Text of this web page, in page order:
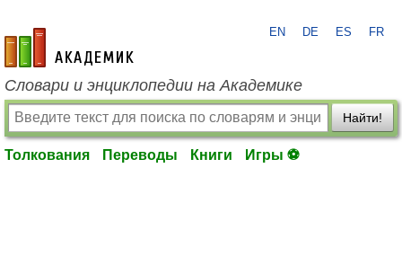
academic.ru
EN DE ES FR
Словари и энциклопедии на Академике
Найти!
Толкования Переводы Книги Игры ⚽